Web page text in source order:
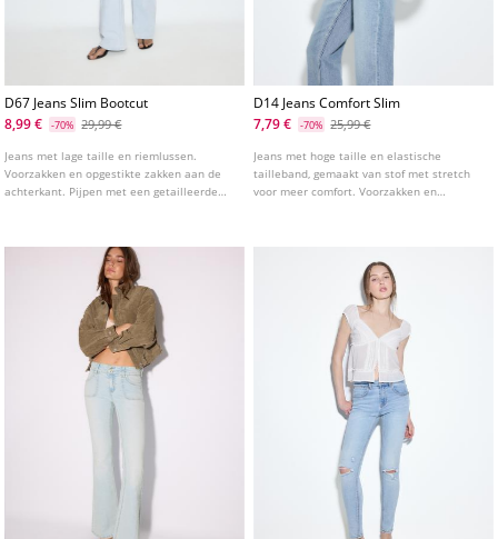
D67 Jeans Slim Bootcut
8,99 €
-70% 29,99 €
Jeans met lage taille en riemlussen.
Voorzakken en opgestikte zakken aan de
achterkant. Pijpen met een getailleerde
verschillende kleuren.
D14 Jeans Comfort Slim
7,79 €
-70% 25,99 €
Jeans met hoge taille en elastische
tailleband, gemaakt van stof met stretch
voor meer comfort. Voorzakken en